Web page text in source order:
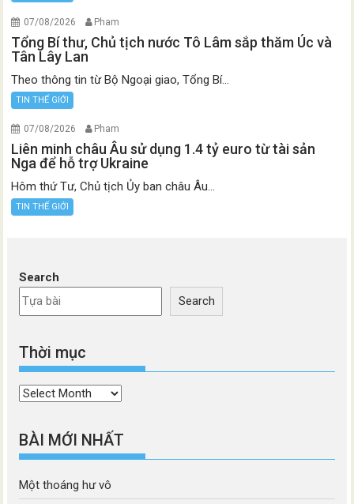
07/08/2026 Pham
Tổng Bí thư, Chủ tịch nước Tô Lâm sắp thăm Úc và
Tân Lây Lan
Theo thông tin từ Bộ Ngoại giao, Tổng Bí...
TIN THẾ GIỚI
07/08/2026 Pham
Liên minh châu Âu sử dụng 1.4 tỷ euro từ tài sản
Nga để hỗ trợ Ukraine
Hôm thứ Tư, Chủ tịch Ủy ban châu Âu...
TIN THẾ GIỚI
Search
Search
Thời mục
Thời
BÀI MỚI NHẤT
Một thoáng hư vô